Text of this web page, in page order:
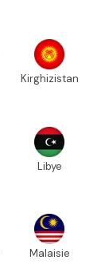
Kirghizistan
Libye
Malaisie